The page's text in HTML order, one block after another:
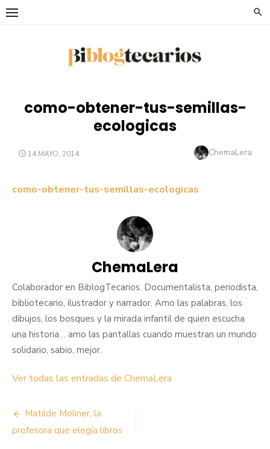
Saltar
como-obtener-tus-semillas-
ecologicas
PUBLICADO
14 MAYO, 2014 Autor
ChemaLera
como-obtener-tus-semillas-ecologicas
ChemaLera
Colaborador en BiblogTecarios. Documentalista, periodista,
bibliotecario, ilustrador y narrador. Amo las palabras, los
dibujos, los bosques y la mirada infantil de quien escucha
una historia… amo las pantallas cuando muestran un mundo
solidario, sabio, mejor.
Ver todas las entradas de ChemaLera
Navegación
de
Matilde Moliner, la
profesora que elegía libros